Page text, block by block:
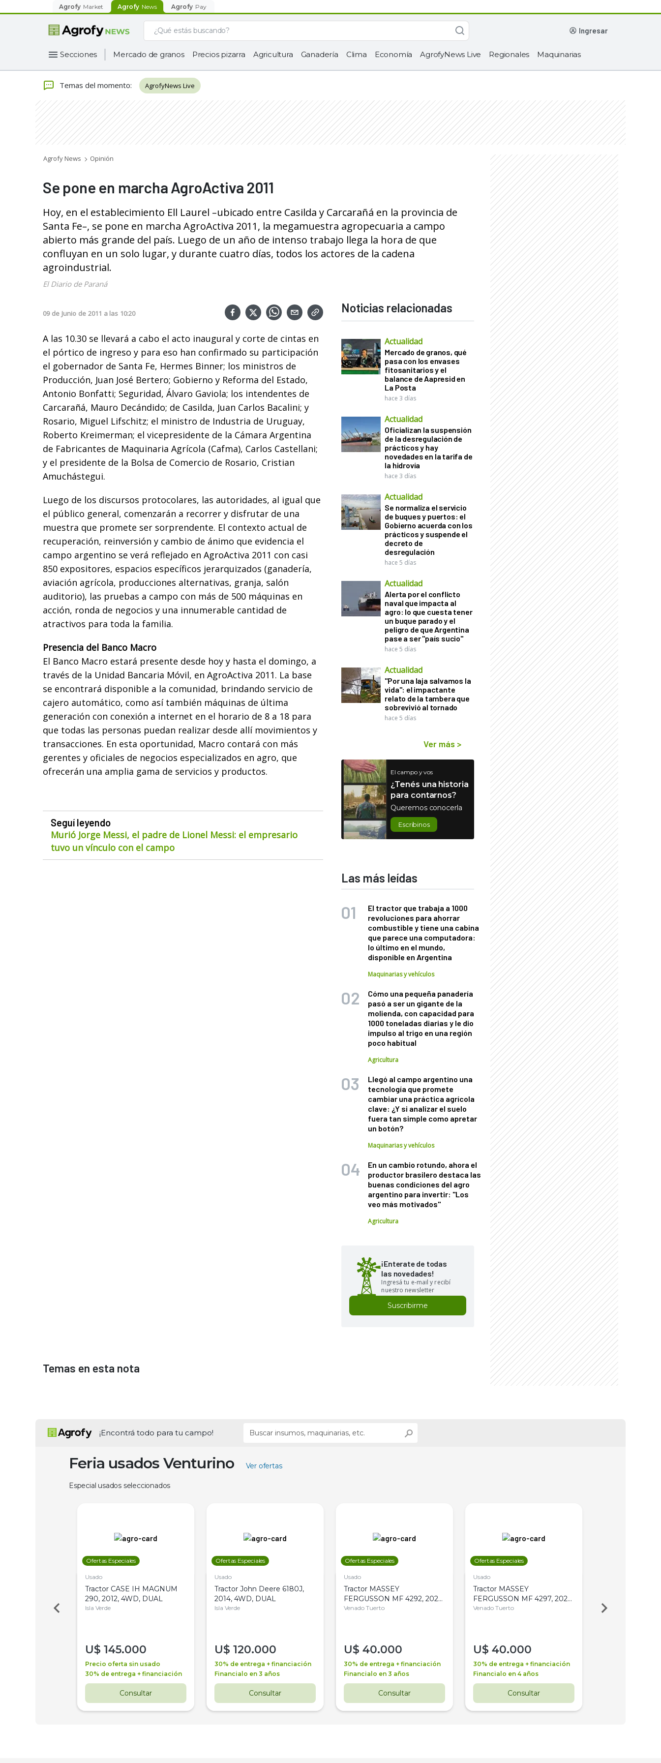
Agrofy Market Agrofy News Agrofy Pay
ingresar
Secciones Mercado de granos Precios pizarra Agricultura Ganadería Clima Economía AgrofyNews Live Regionales Maquinarias
Temas del momento: AgrofyNews Live
Agrofy News Opinión
Se pone en marcha AgroActiva 2011
Hoy, en el establecimiento Ell Laurel –ubicado entre Casilda y Carcarañá en la provincia de
Santa Fe–, se pone en marcha AgroActiva 2011, la megamuestra agropecuaria a campo
abierto más grande del país. Luego de un año de intenso trabajo llega la hora de que
confluyan en un solo lugar, y durante cuatro días, todos los actores de la cadena
agroindustrial.
El Diario de Paraná
09 de Junio de 2011 a las 10:20
A las 10.30 se llevará a cabo el acto inaugural y corte de cintas en
el pórtico de ingreso y para eso han confirmado su participación
el gobernador de Santa Fe, Hermes Binner; los ministros de
Producción, Juan José Bertero; Gobierno y Reforma del Estado,
Antonio Bonfatti; Seguridad, Álvaro Gaviola; los intendentes de
Carcarañá, Mauro Decándido; de Casilda, Juan Carlos Bacalini; y
Rosario, Miguel Lifschitz; el ministro de Industria de Uruguay,
Roberto Kreimerman; el vicepresidente de la Cámara Argentina
de Fabricantes de Maquinaria Agrícola (Cafma), Carlos Castellani;
y el presidente de la Bolsa de Comercio de Rosario, Cristian
Amuchástegui.
Luego de los discursos protocolares, las autoridades, al igual que
el público general, comenzarán a recorrer y disfrutar de una
muestra que promete ser sorprendente. El contexto actual de
recuperación, reinversión y cambio de ánimo que evidencia el
campo argentino se verá reflejado en AgroActiva 2011 con casi
850 expositores, espacios específicos jerarquizados (ganadería,
aviación agrícola, producciones alternativas, granja, salón
auditorio), las pruebas a campo con más de 500 máquinas en
acción, ronda de negocios y una innumerable cantidad de
atractivos para toda la familia.
Presencia del Banco Macro
El Banco Macro estará presente desde hoy y hasta el domingo, a
través de la Unidad Bancaria Móvil, en AgroActiva 2011. La base
se encontrará disponible a la comunidad, brindando servicio de
cajero automático, como así también máquinas de última
generación con conexión a internet en el horario de 8 a 18 para
que todas las personas puedan realizar desde allí movimientos y
transacciones. En esta oportunidad, Macro contará con más
gerentes y oficiales de negocios especializados en agro, que
ofrecerán una amplia gama de servicios y productos.
Seguí leyendo
Murió Jorge Messi, el padre de Lionel Messi: el empresario
tuvo un vínculo con el campo
Noticias relacionadas
Actualidad
Mercado de granos, qué
pasa con los envases
fitosanitarios y el
balance de Aapresid en
La Posta
hace 3 días
Actualidad
Oficializan la suspensión
de la desregulación de
prácticos y hay
novedades en la tarifa de
la hidrovía
hace 3 días
Actualidad
Se normaliza el servicio
de buques y puertos: el
Gobierno acuerda con los
prácticos y suspende el
decreto de
desregulación
hace 5 días
Actualidad
Alerta por el conflicto
naval que impacta al
agro: lo que cuesta tener
un buque parado y el
peligro de que Argentina
pase a ser "país sucio"
hace 5 días
Actualidad
"Por una laja salvamos la
vida": el impactante
relato de la tambera que
sobrevivió al tornado
hace 5 días
Ver más >
El campo y vos
¿Tenés una historia
para contarnos?
Queremos conocerla
Escribinos
Las más leídas
El tractor que trabaja a 1000
revoluciones para ahorrar
combustible y tiene una cabina
que parece una computadora:
lo último en el mundo,
disponible en Argentina
Maquinarias y vehículos
Cómo una pequeña panadería
pasó a ser un gigante de la
molienda, con capacidad para
1000 toneladas diarias y le dio
impulso al trigo en una región
poco habitual
Agricultura
Llegó al campo argentino una
tecnología que promete
cambiar una práctica agrícola
clave: ¿Y si analizar el suelo
fuera tan simple como apretar
un botón?
Maquinarias y vehículos
En un cambio rotundo, ahora el
productor brasilero destaca las
buenas condiciones del agro
argentino para invertir: "Los
veo más motivados"
Agricultura
¡Enterate de todas
las novedades!
Ingresá tu e-mail y recibí
nuestro newsletter
Suscribirme
Temas en esta nota
¡Encontrá todo para tu campo!
Feria usados Venturino Ver ofertas
Especial usados seleccionados
Ofertas Especiales
Usado
Tractor CASE IH MAGNUM
290, 2012, 4WD, DUAL
Isla Verde
U$ 145.000
Precio oferta sin usado
30% de entrega + financiación
Consultar
Ofertas Especiales
Usado
Tractor John Deere 6180J,
2014, 4WD, DUAL
Isla Verde
U$ 120.000
30% de entrega + financiación
Financialo en 3 años
Consultar
Ofertas Especiales
Usado
Tractor MASSEY
FERGUSSON MF 4292, 2020,
4WD, PATON
Venado Tuerto
U$ 40.000
30% de entrega + financiación
Financialo en 3 años
Consultar
Ofertas Especiales
Usado
Tractor MASSEY
FERGUSSON MF 4297, 2020,
4WD, PATON
Venado Tuerto
U$ 40.000
30% de entrega + financiación
Financialo en 4 años
Consultar
Venado Tuerto